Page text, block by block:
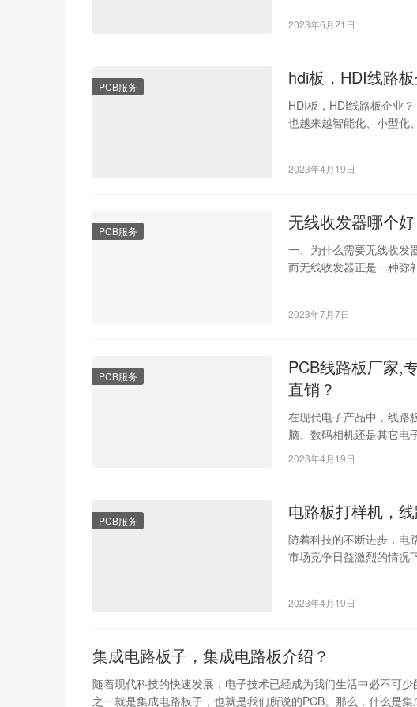
2023年6月21日
PCB服务 hdi板，HDI线路
HDI板，HDI线路板企业
也越来越智能化、小型化
2023年4月19日
PCB服务 无线收发器哪个
一、为什么需要无线收发
而无线收发器正是一种弥
2023年7月7日
PCB服务
PCB线路板厂家,
直销？
在现代电子产品中，线路
脑、数码相机还是其它电
此，线路板在现代科技领
2023年4月19日
PCB服务 电路板打样机，
随着科技的不断进步，电
市场竞争日益激烈的情况
2023年4月19日
集成电路板子，集成电路板介绍？
随着现代科技的快速发展，电子技术已经成为我们生活中必不可
之一就是集成电路板子，也就是我们所说的PCB。那么，什么是